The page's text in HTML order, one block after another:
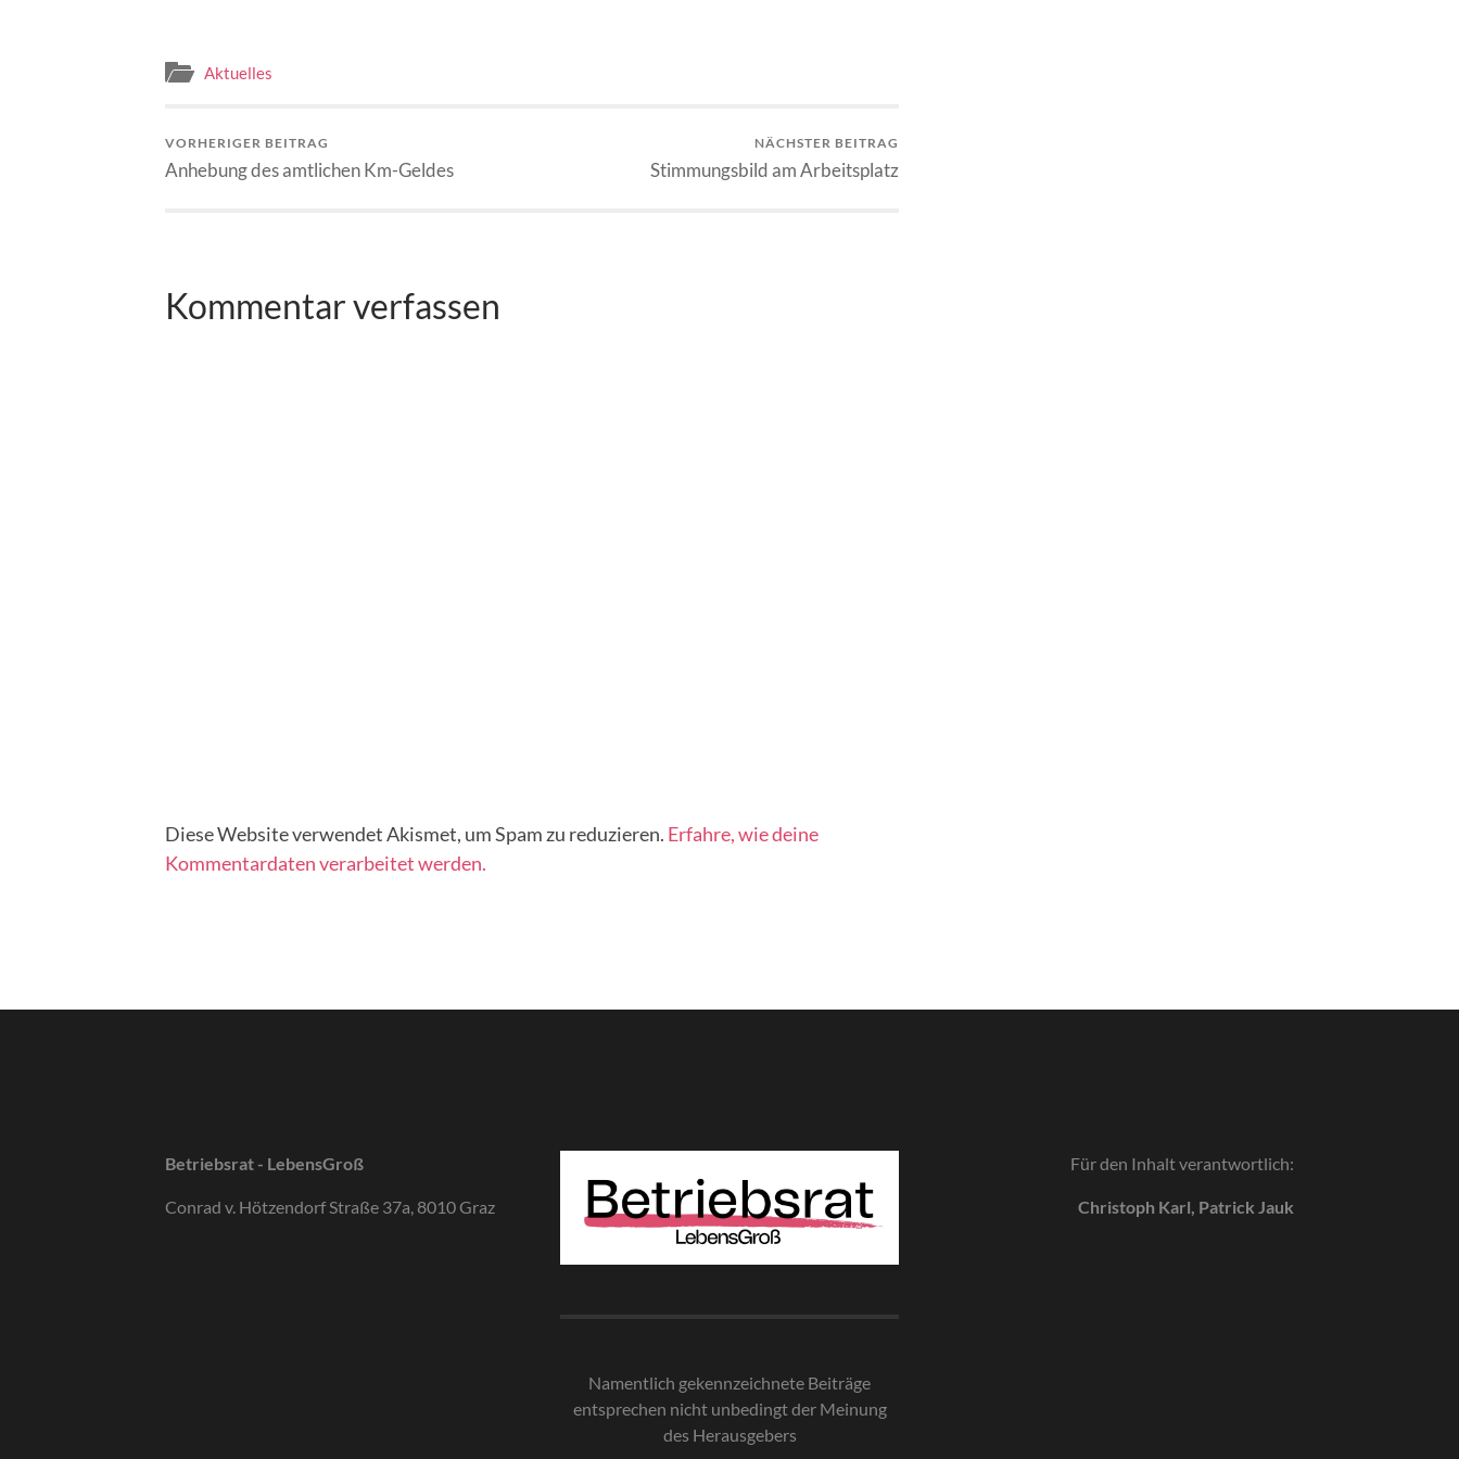
Aktuelles
VORHERIGER BEITRAG
Anhebung des amtlichen Km-Geldes
NÄCHSTER BEITRAG
Stimmungsbild am Arbeitsplatz
Kommentar verfassen
Diese Website verwendet Akismet, um Spam zu reduzieren. Erfahre, wie deine
Kommentardaten verarbeitet werden.
Betriebsrat - LebensGroß
Conrad v. Hötzendorf Straße 37a, 8010 Graz
Namentlich gekennzeichnete Beiträge
entsprechen nicht unbedingt der Meinung
des Herausgebers
Für den Inhalt verantwortlich:
Christoph Karl, Patrick Jauk